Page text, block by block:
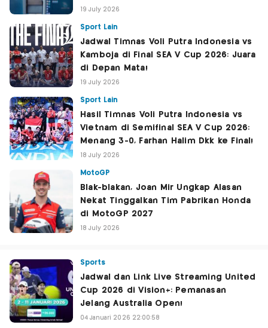
19 July 2026
Sport Lain
Jadwal Timnas Voli Putra Indonesia vs
Kamboja di Final SEA V Cup 2026: Juara
di Depan Mata!
19 July 2026
Sport Lain
Hasil Timnas Voli Putra Indonesia vs
Vietnam di Semifinal SEA V Cup 2026:
Menang 3-0, Farhan Halim Dkk ke Final!
18 July 2026
MotoGP
Blak-blakan, Joan Mir Ungkap Alasan
Nekat Tinggalkan Tim Pabrikan Honda
di MotoGP 2027
18 July 2026
Sports
Jadwal dan Link Live Streaming United
Cup 2026 di Vision+: Pemanasan
Jelang Australia Open!
04 Januari 2026 22:00:58